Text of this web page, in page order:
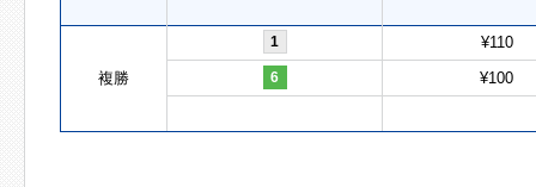
複勝
1 ¥110
6 ¥100